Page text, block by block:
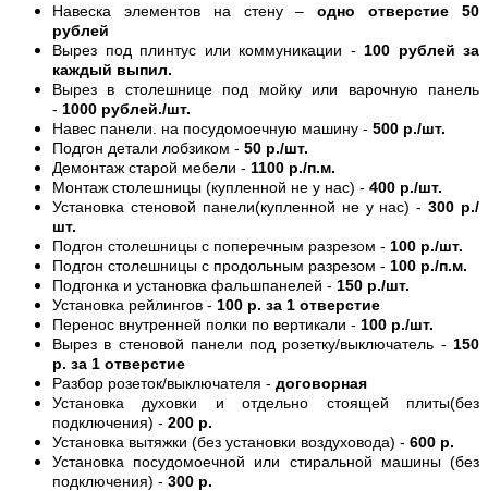
Навеска элементов на стену –одно отверстие 50
рублей
Вырез под плинтус или коммуникации - 100 рублей за
каждый выпил.
Вырез в столешнице под мойку или варочную панель
- 1000 рублей./шт.
Навес панели. на посудомоечную машину - 500 р./шт.
Подгон детали лобзиком - 50 р./шт.
Демонтаж старой мебели - 1100 р./п.м.
Монтаж столешницы (купленной не у нас) - 400 р./шт.
Установка стеновой панели(купленной не у нас) -300 р./
шт.
Подгон столешницы с поперечным разрезом - 100 р./шт.
Подгон столешницы с продольным разрезом - 100 р./п.м.
Подгонка и установка фальшпанелей - 150 р./шт.
Установка рейлингов - 100 р. за 1 отверстие
Перенос внутренней полки по вертикали - 100 р./шт.
Вырез в стеновой панели под розетку/выключатель - 150
р. за 1 отверстие
Разбор розеток/выключателя - договорная
Установка духовки и отдельно стоящей плиты(без
подключения) - 200 р.
Установка вытяжки (без установки воздуховода) - 600 р.
Установка посудомоечной или стиральной машины (без
подключения) - 300 р.